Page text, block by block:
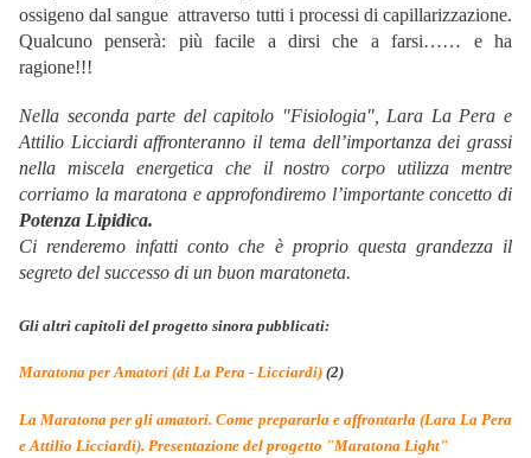
ossigeno dal sangue attraverso tutti i processi di capillarizzazione.
Qualcuno penserà: più facile a dirsi che a farsi…… e ha
ragione!!!
Nella seconda parte del capitolo "Fisiologia", Lara La Pera e
Attilio Licciardi affronteranno il tema dell’importanza dei grassi
nella miscela energetica che il nostro corpo utilizza mentre
corriamo la maratona e approfondiremo l’importante concetto di
Potenza Lipidica.
Ci renderemo infatti conto che è proprio questa grandezza il
segreto del successo di un buon maratoneta.
Gli altri capitoli del progetto sinora pubblicati:
Maratona per Amatori (di La Pera - Licciardi) (2)
La Maratona per gli amatori. Come prepararla e affrontarla (Lara La Pera
e Attilio Licciardi). Presentazione del progetto "Maratona Light"